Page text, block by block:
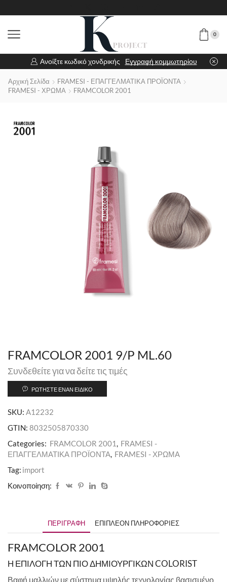
0
Ανοίξτε κωδικό χονδρικής Εγγραφή κομμωτηρίου
Αρχική Σελίδα
FRAMESI - ΕΠΑΓΓΕΛΜΑΤΙΚΑ ΠΡΟΪΟΝΤΑ
FRAMESI - ΧΡΩΜΑ
FRAMCOLOR 2001
FRAMCOLOR 2001 9/P ML.60
Συνδεθείτε για να δείτε τις τιμές
ΡΩΤΉΣΤΕ ΈΝΑΝ ΕΙΔΙΚΌ
SKU: A12232
GTIN: 8032505870330
Categories: FRAMCOLOR 2001, FRAMESI -
ΕΠΑΓΓΕΛΜΑΤΙΚΑ ΠΡΟΪΟΝΤΑ, FRAMESI - ΧΡΩΜΑ
Tag: import
Κοινοποίηση:
ΠΕΡΙΓΡΑΦΉ ΕΠΙΠΛΈΟΝ ΠΛΗΡΟΦΟΡΊΕΣ
FRAMCOLOR 2001
Η ΕΠΙΛΟΓΗ ΤΩΝ ΠΙΟ ΔΗΜΙΟΥΡΓΙΚΩΝ COLORIST
Βαφή μαλλιών με σύστημα υψηλής τεχνολογίας βασισμένο